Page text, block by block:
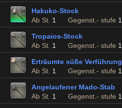
Hakuko-Stock
Ab St. 1 Gegenst.- stufe 1
Tropaios-Stock
Ab St. 1 Gegenst.- stufe 1
Erträumte süße Verführung
Ab St. 1 Gegenst.- stufe 1
Angelaufener Mado-Stab
Ab St. 1 Gegenst.- stufe 1